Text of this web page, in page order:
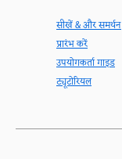
सीखें & और समर्थन
प्रारंभ करें
उपयोगकर्ता गाइड
ट्यूटोरियल